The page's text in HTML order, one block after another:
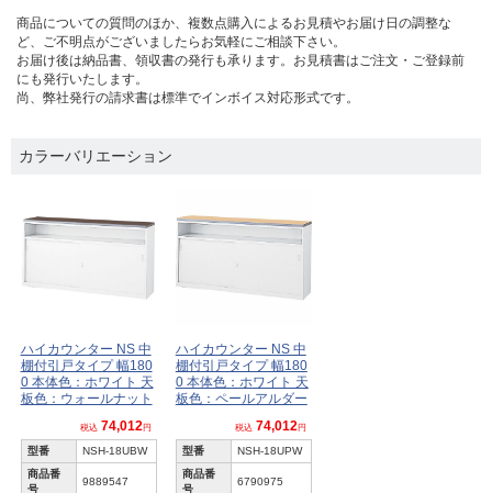
商品についての質問のほか、複数点購入によるお見積やお届け日の調整な
ど、ご不明点がございましたらお気軽にご相談下さい。
お届け後は納品書、領収書の発行も承ります。お見積書はご注文・ご登録前
にも発行いたします。
尚、弊社発行の請求書は標準でインボイス対応形式です。
カラーバリエーション
ハイカウンター NS 中
棚付引戸タイプ 幅180
0 本体色：ホワイト 天
板色：ウォールナット
税込 74,012円
型番
NSH-18UBW
商品番
号
9889547
ハイカウンター NS 中
棚付引戸タイプ 幅180
0 本体色：ホワイト 天
板色：ペールアルダー
税込 74,012円
型番
NSH-18UPW
商品番
号
6790975